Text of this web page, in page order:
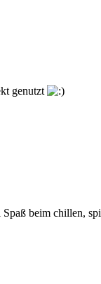
genutzt
beim chillen,